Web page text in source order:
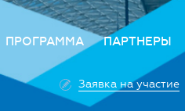
ПРОГРАММА
Деловая программа
Архитектура программы
ПАРТНЕРЫ
Стать
Заявка на участие